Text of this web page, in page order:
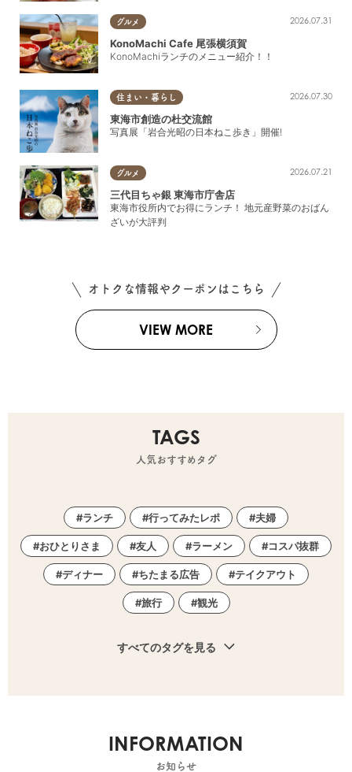
て地魚や、自家製干物、海産物約
り 【浜焼きBBQ】年中無休、
365日手ぶらBBQ、海の真ん前に
店OK 準備なし、片付け不要、
雨天でもOK！ 他に類を見な
い、開放感あふれるオーシャンビ
ューBBQ 【市場食堂】板前が腕
鮮丼専門店、屋外屋台で気軽に海
鮮ランチ 土日祝はテントを拡大
して、焼き牡蠣などお祭り屋台
グルメ 2026.07.31
KonoMachi Cafe 尾張横須賀
KonoMachiランチのメニュー紹介！！
住まい・暮らし 2026.07.30
東海市創造の杜交流館
写真展「岩合光昭の日本ねこ歩き」開催!
グルメ 2026.07.21
三代目ちゃ銀 東海市庁舎店
東海市役所内でお得にランチ！ 地元産野菜のおばん
ざいが大評判
オトクな情報やクーポンはこちら
VIEW MORE
TAGS
人気おすすめタグ
ランチ 行ってみたレポ 夫婦
おひとりさま 友人 ラーメン コスパ抜群
ディナー ちたまる広告 テイクアウト
旅行 観光
すべてのタグを見る
INFORMATION
お知らせ